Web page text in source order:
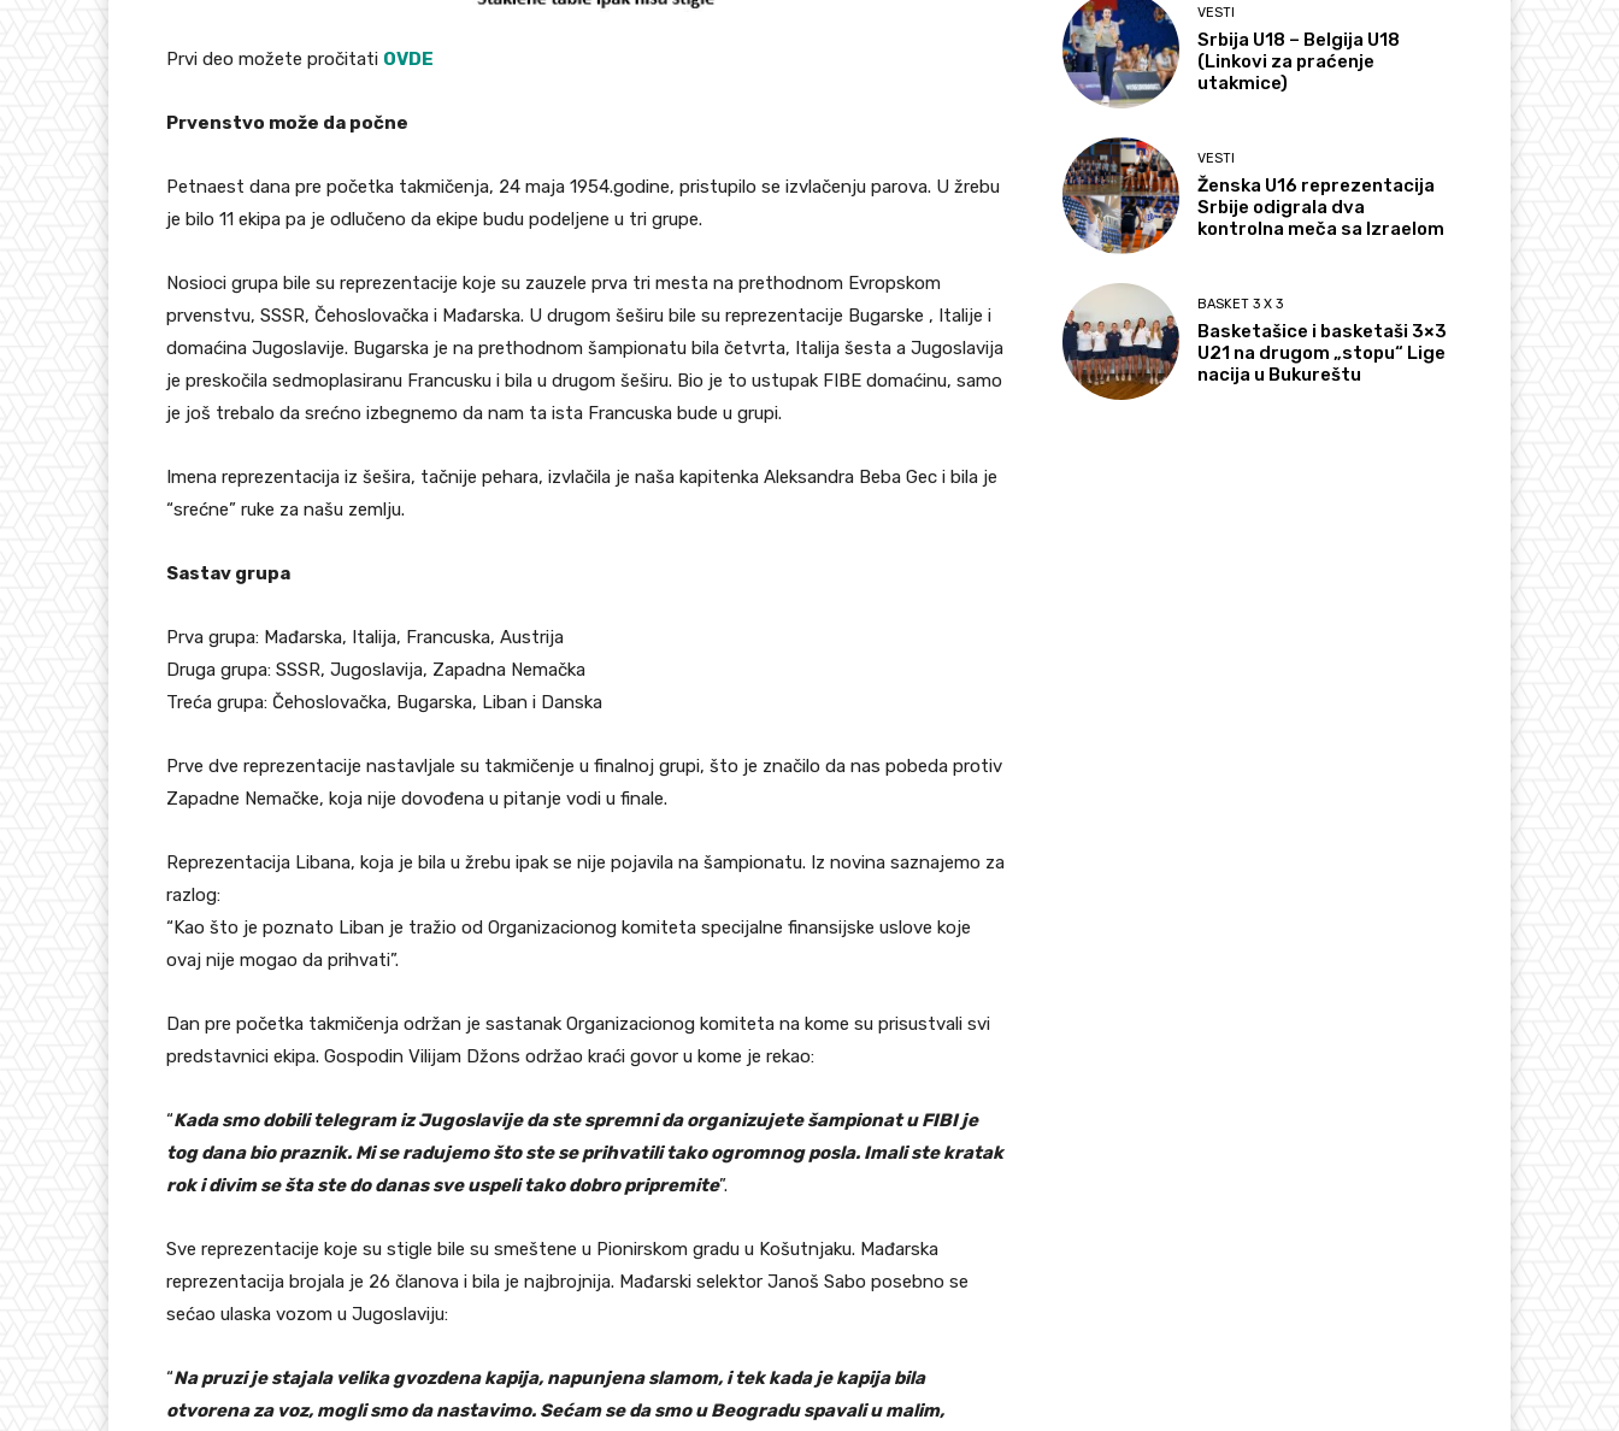
Prvi deo možete pročitati OVDE
Prvenstvo može da počne
Petnaest dana pre početka takmičenja, 24 maja 1954.godine, pristupilo se izvlačenju parova. U žrebu
je bilo 11 ekipa pa je odlučeno da ekipe budu podeljene u tri grupe.
Nosioci grupa bile su reprezentacije koje su zauzele prva tri mesta na prethodnom Evropskom
prvenstvu, SSSR, Čehoslovačka i Mađarska. U drugom šeširu bile su reprezentacije Bugarske , Italije i
domaćina Jugoslavije. Bugarska je na prethodnom šampionatu bila četvrta, Italija šesta a Jugoslavija
je preskočila sedmoplasiranu Francusku i bila u drugom šeširu. Bio je to ustupak FIBE domaćinu, samo
je još trebalo da srećno izbegnemo da nam ta ista Francuska bude u grupi.
Imena reprezentacija iz šešira, tačnije pehara, izvlačila je naša kapitenka Aleksandra Beba Gec i bila je
“srećne” ruke za našu zemlju.
Sastav grupa
Prva grupa: Mađarska, Italija, Francuska, Austrija
Druga grupa: SSSR, Jugoslavija, Zapadna Nemačka
Treća grupa: Čehoslovačka, Bugarska, Liban i Danska
Prve dve reprezentacije nastavljale su takmičenje u finalnoj grupi, što je značilo da nas pobeda protiv
Zapadne Nemačke, koja nije dovođena u pitanje vodi u finale.
Reprezentacija Libana, koja je bila u žrebu ipak se nije pojavila na šampionatu. Iz novina saznajemo za
razlog:
“Kao što je poznato Liban je tražio od Organizacionog komiteta specijalne finansijske uslove koje
ovaj nije mogao da prihvati”.
Dan pre početka takmičenja održan je sastanak Organizacionog komiteta na kome su prisustvali svi
predstavnici ekipa. Gospodin Vilijam Džons održao kraći govor u kome je rekao:
“Kada smo dobili telegram iz Jugoslavije da ste spremni da organizujete šampionat u FIBI je
tog dana bio praznik. Mi se radujemo što ste se prihvatili tako ogromnog posla. Imali ste kratak
rok i divim se šta ste do danas sve uspeli tako dobro pripremite”.
Sve reprezentacije koje su stigle bile su smeštene u Pionirskom gradu u Košutnjaku. Mađarska
reprezentacija brojala je 26 članova i bila je najbrojnija. Mađarski selektor Janoš Sabo posebno se
sećaо ulaska vozom u Jugoslaviju:
“Na pruzi je stajala velika gvozdena kapija, napunjena slamom, i tek kada je kapija bila
otvorena za voz, mogli smo da nastavimo. Sećam se da smo u Beogradu spavali u malim,
VESTI
Srbija U18 – Belgija U18
(Linkovi za praćenje
utakmice)
VESTI
Ženska U16 reprezentacija
Srbije odigrala dva
kontrolna meča sa Izraelom
BASKET 3 X 3
Basketašice i basketaši 3×3
U21 na drugom „stopu“ Lige
nacija u Bukureštu